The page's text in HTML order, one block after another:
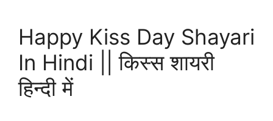
Happy Kiss Day Shayari
In Hindi || किस्स शायरी
हिन्दी में